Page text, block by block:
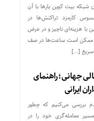
شبکه بیت کوین بارها با آن
کارمزد تراکنش‌ها در
با هزینه‌ای ناچیز و در عرض
ممکن است ساعت‌ها در صف
سریع […]
جهانی؛ راهنمای
ایرانی
بررسی می‌کنیم که چطور
معامله‌گری خود را در